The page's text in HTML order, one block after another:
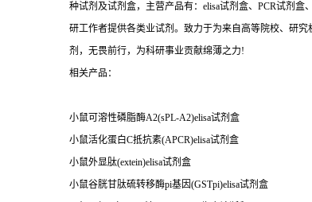
种试剂及试剂盒，主营产品有：elisa试剂盒、PCR试剂
研工作者提供各类业试剂。致力于为来自高等院校、研
剂，无畏前行，为科研事业贡献绵薄之力!
相关产品：
小鼠可溶性磷脂酶A2(sPL-A2)elisa试剂盒
小鼠活化蛋白C抵抗素(APCR)elisa试剂盒
小鼠外显肽(extein)elisa试剂盒
小鼠谷胱甘肽硫转移酶pi基因(GSTpi)elisa试剂盒